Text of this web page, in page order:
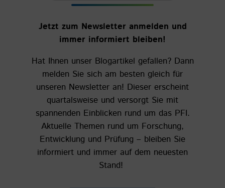
Jetzt zum Newsletter anmelden und
immer informiert bleiben!
Hat Ihnen unser Blogartikel gefallen? Dann
melden Sie sich am besten gleich für
unseren Newsletter an! Dieser erscheint
quartalsweise und versorgt Sie mit
spannenden Einblicken rund um das PFI.
Aktuelle Themen rund um Forschung,
Entwicklung und Prüfung – bleiben Sie
informiert und immer auf dem neuesten
Stand!